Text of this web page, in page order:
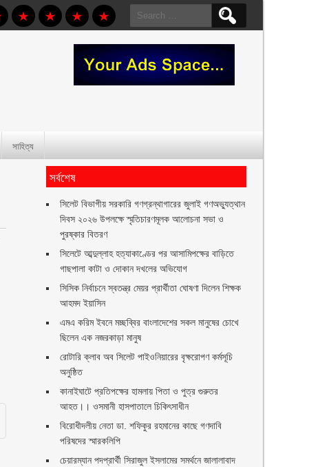
Search
for:
সাহিত্য
সর্বশেষ
সিলেট বিভাগীয় সরকারি গণগ্রন্থাগারের জুলাই গণঅভ্যুত্থান
দিবস ২০২৬ উপলক্ষে স্মৃতিচারণমূলক আলোচনা সভা ও
পুরষ্কার বিতরণ ‎ ‎
সিলেটে আব্দুল্লাহ হত্যাকাণ্ডের পর আসামিপক্ষের বাড়িতে
গাছপালা কাটা ও দোকান দখলের অভিযোগ
সিসিক নির্বাচনে স্বতন্ত্র মেয়র প্রার্থীতা ঘোষণা দিলেন শিক্ষক
আহমদ ইয়াসিন
এমএ করিম ইবনে মচ্ছব্বির বাংলাদেশের সকল মানুষের চোখে
ছিলেন এক নজরকাড়া মানুষ ‎
রোটারি ক্লাব অব সিলেট পাইওনিয়ারের বৃক্ষরোপণ কর্মসূচি
অনুষ্ঠিত
কানাইঘাটে প্রতিপক্ষের হামলায় পিতা ও পুত্র গুরুতর
আহত।। ওসমানী হাসপাতালে চিকিৎসাধীন
বিরোধীদলীয় নেতা ডা. শফিকুর রহমানের কাছে গণদাবি
পরিষদের স্মারকলিপি ‎
চেয়ারম্যান পদপ্রার্থী সিরাজুল ইসলামের সমর্থনে জালালাবাদ